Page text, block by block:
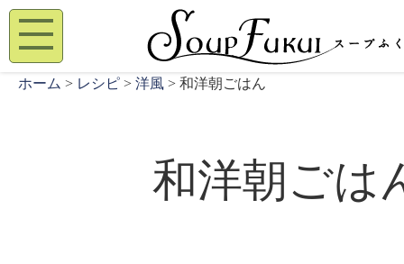
ホーム > レシピ > 洋風 > 和洋朝ごはん
和洋朝ごは